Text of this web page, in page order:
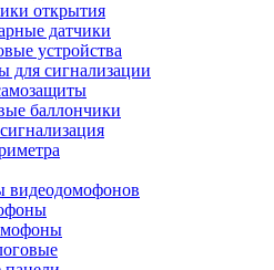
открытия
датчики
устройства
для сигнализации
баллончики
видеодомофонов